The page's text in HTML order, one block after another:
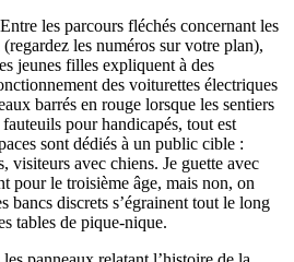
les parcours fléchés concernant les
les numéros sur votre plan),
jeunes filles expliquent à des
des voiturettes électriques
barrés en rouge lorsque les sentiers
pour handicapés, tout est
sont dédiés à un public cible :
visiteurs avec chiens. Je guette avec
pour le troisième âge, mais non, on
bancs discrets s’égrainent tout le long
tables de pique-nique.